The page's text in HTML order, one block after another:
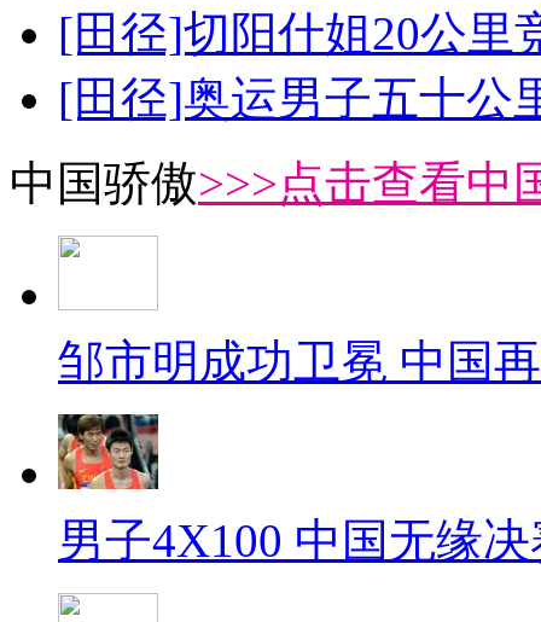
[田径]切阳什姐20公里
[田径]奥运男子五十公
中国骄傲>>>点击查看中
邹市明成功卫冕 中国
男子4X100 中国无缘